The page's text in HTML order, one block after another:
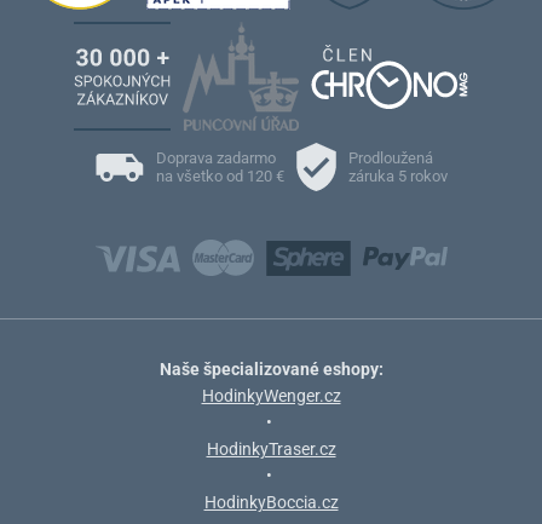
Doprava zadarmo
na všetko od 120 €
Prodloužená
záruka 5 rokov
Naše špecializované eshopy:
HodinkyWenger.cz
•
HodinkyTraser.cz
•
HodinkyBoccia.cz